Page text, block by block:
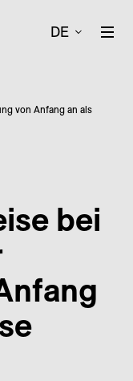
DE
von Anfang an als
bei